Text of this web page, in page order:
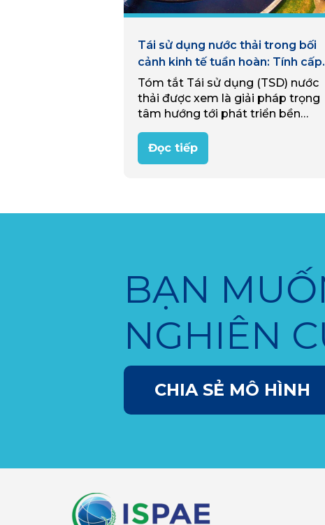
Tái sử dụng nước thải trong bối
cảnh kinh tế tuần hoàn: Tính cấp
thiết của việc loại bỏ muối và các
công nghệ tiềm năng tại Việt
Nam
Tóm tắt Tái sử dụng (TSD) nước
thải được xem là giải pháp trọng
tâm hướng tới phát triển bền
Nam. Tuy nhiên, hàm lượng muối…
Đọc tiếp
BẠN
NGHIÊN
CHIA SẺ MÔ HÌNH